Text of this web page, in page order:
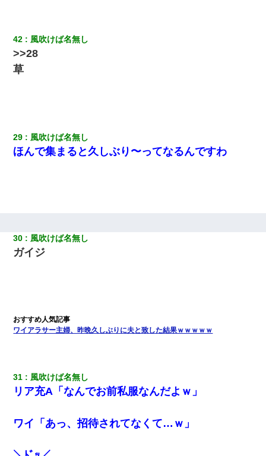
42 風吹けば名無し
>>28
草
29 風吹けば名無し
ほんで集まると久しぶり〜ってなるんですわ
30 風吹けば名無し
ガイジ
ワイアラサー主婦、昨晩久しぶりに夫と致した結果ｗｗｗｗｗ
31 風吹けば名無し
リア充A「なんでお前私服なんだよｗ」
ワイ「あっ、招待されてなくて…ｗ」